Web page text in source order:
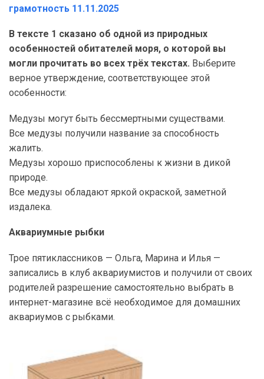
грамотность 11.11.2025
В тексте 1 сказано об одной из природных
особенностей обитателей моря, о которой вы
могли прочитать во всех трёх текстах. Выберите
верное утверждение, соответствующее этой
особенности:
Медузы могут быть бессмертными существами.
Все медузы получили название за способность
жалить.
Медузы хорошо приспособлены к жизни в дикой
природе.
Все медузы обладают яркой окраской, заметной
издалека.
Аквариумные рыбки
Трое пятиклассников — Ольга, Марина и Илья —
записались в клуб аквариумистов и получили от своих
родителей разрешение самостоятельно выбрать в
интернет-магазине всё необходимое для домашних
аквариумов с рыбками.